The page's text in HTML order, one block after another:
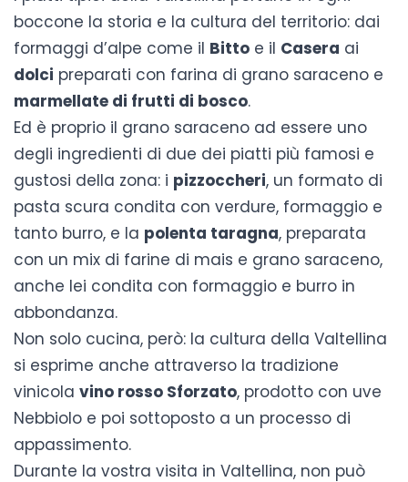
boccone la storia e la cultura del territorio: dai
formaggi d’alpe come il Bitto e il Casera ai
dolci preparati con farina di grano saraceno e
marmellate di frutti di bosco.
Ed è proprio il grano saraceno ad essere uno
degli ingredienti di due dei piatti più famosi e
gustosi della zona: i pizzoccheri, un formato di
pasta scura condita con verdure, formaggio e
tanto burro, e la polenta taragna, preparata
con un mix di farine di mais e grano saraceno,
anche lei condita con formaggio e burro in
abbondanza.
Non solo cucina, però: la cultura della Valtellina
si esprime anche attraverso la tradizione
vinicola vino rosso Sforzato, prodotto con uve
Nebbiolo e poi sottoposto a un processo di
appassimento.
Durante la vostra visita in Valtellina, non può